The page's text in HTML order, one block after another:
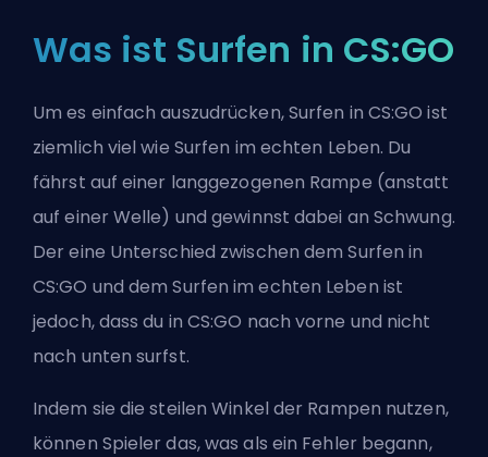
Was ist Surfen in CS:GO
Um es einfach auszudrücken, Surfen in CS:GO ist
ziemlich viel wie Surfen im echten Leben. Du
fährst auf einer langgezogenen Rampe (anstatt
auf einer Welle) und gewinnst dabei an Schwung.
Der eine Unterschied zwischen dem Surfen in
CS:GO und dem Surfen im echten Leben ist
jedoch, dass du in CS:GO nach vorne und nicht
nach unten surfst.
Indem sie die steilen Winkel der Rampen nutzen,
können Spieler das, was als ein Fehler begann,